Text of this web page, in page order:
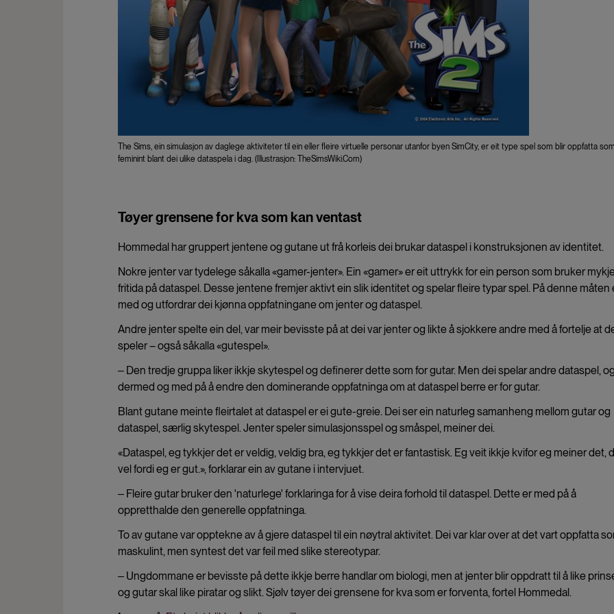
The Sims, ein simulasjon av daglege aktiviteter til ein eller fleire virtuelle personar utanfor byen SimCity, er eit type spel som blir oppfatta
feminint blant dei ulike dataspela i dag. (Illustrasjon: TheSimsWiki.Com)
Tøyer grensene for kva som kan ventast
Hommedal har gruppert jentene og gutane ut frå korleis dei brukar dataspel i konstruksjonen av identitet.
Nokre jenter var tydelege såkalla «gamer-jenter». Ein «gamer» er eit uttrykk for ein person som bruker
fritida på dataspel. Desse jentene fremjer aktivt ein slik identitet og spelar fleire typar spel. På denne måten
med og utfordrar dei kjønna oppfatningane om jenter og dataspel.
Andre jenter spelte ein del, var meir bevisste på at dei var jenter og likte å sjokkere andre med å fortelje at
speler – også såkalla «gutespel».
‒ Den tredje gruppa liker ikkje skytespel og definerer dette som for gutar. Men dei spelar andre dataspel,
dermed og med på å endre den dominerande oppfatninga om at dataspel berre er for gutar.
Blant gutane meinte fleirtalet at dataspel er ei gute-greie. Dei ser ein naturleg samanheng mellom gutar og
dataspel, særlig skytespel. Jenter speler simulasjonsspel og småspel, meiner dei.
«Dataspel, eg tykkjer det er veldig, veldig bra, eg tykkjer det er fantastisk. Eg veit ikkje kvifor eg meiner det,
vel fordi eg er gut.», forklarar ein av gutane i intervjuet.
‒ Fleire gutar bruker den 'naturlege' forklaringa for å vise deira forhold til dataspel. Dette er med på å
oppretthalde den generelle oppfatninga.
To av gutane var opptekne av å gjere dataspel til ein nøytral aktivitet. Dei var klar over at det vart oppfatta
maskulint, men syntest det var feil med slike stereotypar.
‒ Ungdommane er bevisste på dette ikkje berre handlar om biologi, men at jenter blir oppdratt til å like
og gutar skal like piratar og slikt. Sjølv tøyer dei grensene for kva som er forventa, fortel Hommedal.